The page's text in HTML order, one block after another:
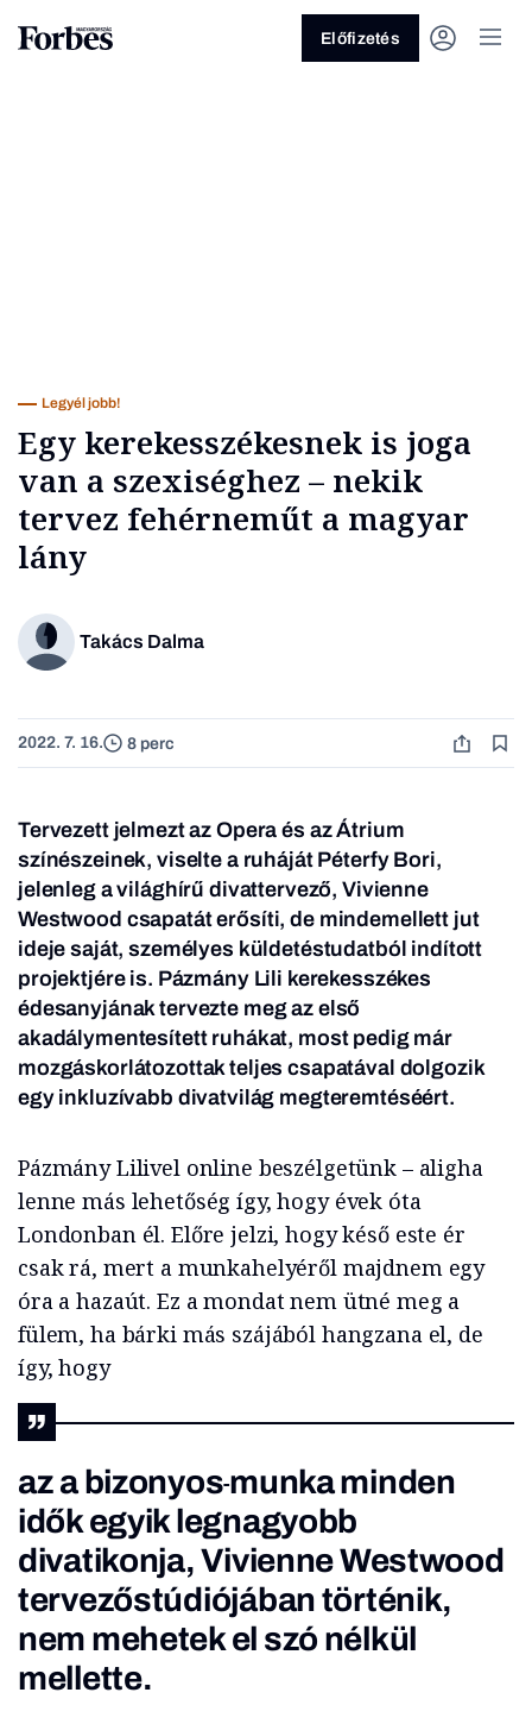
Üzlet
Előfizetés
Legyél jobb!
Egy kerekesszékesnek is joga
van a szexiséghez – nekik
tervez fehérneműt a magyar
lány
Takács Dalma
2022. 7. 16. 8 perc
Tervezett jelmezt az Opera és az Átrium
színészeinek, viselte a ruháját Péterfy Bori,
jelenleg a világhírű divattervező, Vivienne
Westwood csapatát erősíti, de mindemellett jut
ideje saját, személyes küldetéstudatból indított
projektjére is. Pázmány Lili kerekesszékes
édesanyjának tervezte meg az első
akadálymentesített ruhákat, most pedig már
mozgáskorlátozottak teljes csapatával dolgozik
egy inkluzívabb divatvilág megteremtéséért.
Pázmány Lilivel online beszélgetünk – aligha
lenne más lehetőség így, hogy évek óta
Londonban él. Előre jelzi, hogy késő este ér
csak rá, mert a munkahelyéről majdnem egy
óra a hazaút. Ez a mondat nem ütné meg a
fülem, ha bárki más szájából hangzana el, de
így, hogy
az a bizonyosmunka minden
idők egyik legnagyobb
divatikonja, Vivienne Westwood
tervezőstúdiójában történik,
nem mehetek el szó nélkül
mellette.